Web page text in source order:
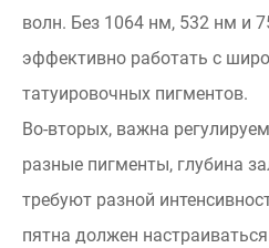
волн. Без 1064 нм, 532 нм и
эффективно работать с
татуировочных пигментов.
Во-вторых, важна
разные пигменты, глубина
требуют разной
пятна должен